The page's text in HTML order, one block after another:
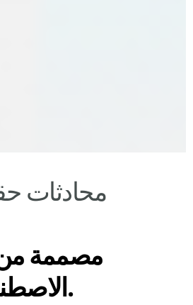
محادثات
مصممة من
الاصطناعي العربي.